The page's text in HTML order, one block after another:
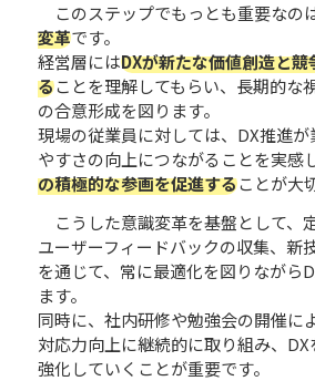
このステップでもっとも重要なのは
変革です。
経営層にはDXが新たな価値創造と
ることを理解してもらい、長期的な
の合意形成を図ります。
現場の従業員に対しては、DX推進
やすさの向上につながることを実感
の積極的な参画を促進することが大
こうした意識変革を基盤として、
ユーザーフィードバックの収集、新
を通じて、常に最適化を図りながら
ます。
同時に、社内研修や勉強会の開催に
対応力向上に継続的に取り組み、
強化していくことが重要です。